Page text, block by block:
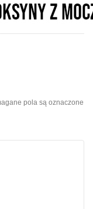
pola są oznaczone